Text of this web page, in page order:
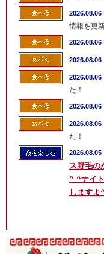
2026.08.06
情報を更
2026.08.06
2026.08.06
2026.08.06
た！
2026.08.06
2026.08.06
た！
2026.08.05
ス野毛の
^ ^ナイ
します